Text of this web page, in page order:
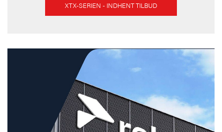
XTX-SERIEN - INDHENT TILBUD